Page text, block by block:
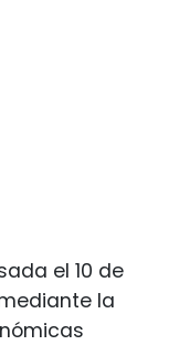
el 10 de
la